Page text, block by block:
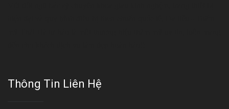
Thông Tin Liên Hệ